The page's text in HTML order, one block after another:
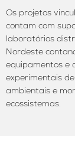
Os projetos
contam com
laboratórios
Nordeste
equipamentos e
experimentais
ambientais e
ecossistemas.